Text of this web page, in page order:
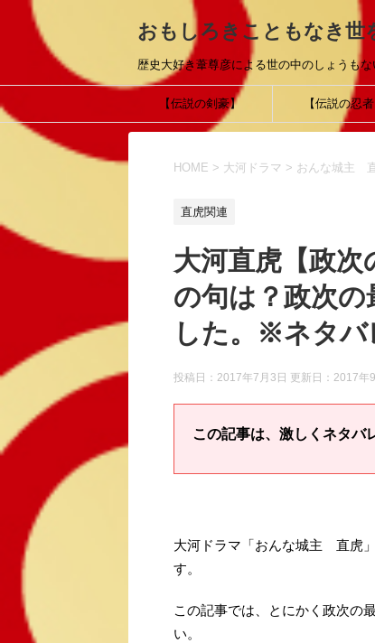
おもしろきこともなき世
歴史大好き葦尊彦による世の中のしょうも
【伝説の剣豪】 【伝説の忍者
HOME > 大河ドラマ > おんな城主
直虎関連
大河直虎【政
の句は？政次
した。※ネタバ
投稿日：2017年7月3日 更新日： 2017年
この記事は、激しくネタバ
大河ドラマ「おんな城主 直虎
す。
この記事では、とにかく政次の
い。